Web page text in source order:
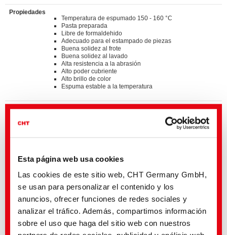
Esta página web usa cookies
Las cookies de este sitio web, CHT Germany GmbH,
se usan para personalizar el contenido y los
anuncios, ofrecer funciones de redes sociales y
analizar el tráfico. Además, compartimos información
sobre el uso que haga del sitio web con nuestros
Propiedades
Temperatura de espumado 150 - 160 °C
Pasta preparada
Libre de formaldehido
Adecuado para el estampado de piezas
Buena solidez al frote
Buena solidez al lavado
Alta resistencia a la abrasión
Alto poder cubriente
Alto brillo de color
Espuma estable a la temperatura
Standards
APPROVED chemical product
GOTS approved input (colorant/textile auxiliary) by
ZDHC MRSL v3.1 Conformance Level 3
the requirements of the OEKO-TEX
product class I - IV
Listed on “The List by INDITEX” with AA